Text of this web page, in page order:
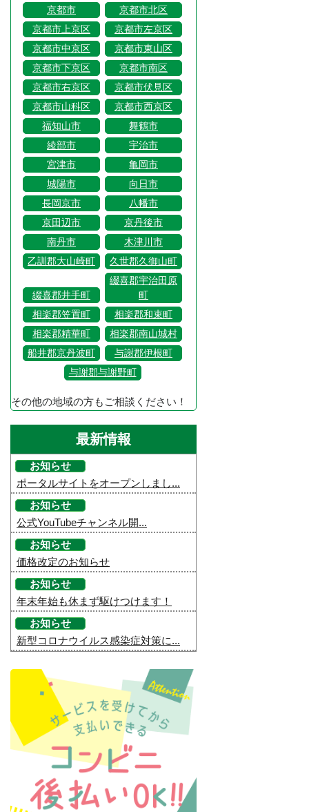
京都市
京都市北区
京都市上京区
京都市左京区
京都市中京区
京都市東山区
京都市下京区
京都市南区
京都市右京区
京都市伏見区
京都市山科区
京都市西京区
福知山市
舞鶴市
綾部市
宇治市
宮津市
亀岡市
城陽市
向日市
長岡京市
八幡市
京田辺市
京丹後市
南丹市
木津川市
乙訓郡大山崎町
久世郡久御山町
綴喜郡井手町
綴喜郡宇治田原
町
相楽郡笠置町
相楽郡和束町
相楽郡精華町
相楽郡南山城村
船井郡京丹波町
与謝郡伊根町
与謝郡与謝野町
その他の地域の方もご相談ください！
最新情報
お知らせ
ポータルサイトをオープンしまし...
お知らせ
公式YouTubeチャンネル開...
お知らせ
価格改定のお知らせ
お知らせ
年末年始も休まず駆けつけます！
お知らせ
新型コロナウイルス感染症対策に...